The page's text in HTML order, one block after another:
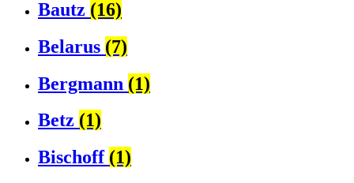
Bautz (16)
Belarus (7)
Bergmann (1)
Betz (1)
Bischoff (1)